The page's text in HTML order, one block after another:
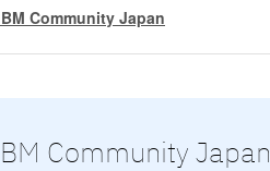
Community Japan
Community Japan